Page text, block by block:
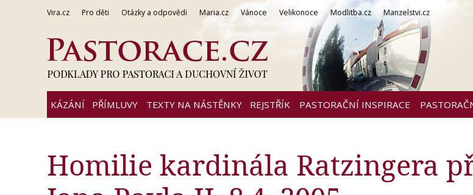
Vira.cz Pro děti Otázky a odpovědi Maria.cz Vánoce Velikonoce Modlitba.cz Manzelstvi.cz
KÁZÁNÍ PŘÍMLUVY TEXTY NA NÁSTĚNKY REJSTŘÍK PASTORAČNÍ INSPIRACE
Homilie kardinála Ratzingera